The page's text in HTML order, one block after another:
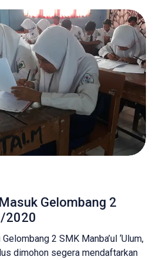
hingga 29 Mei 2023 sudah 306
Gelombang 2
2020
2 SMK Manba’ul ‘Ulum,
dimohon segera mendaftarkan